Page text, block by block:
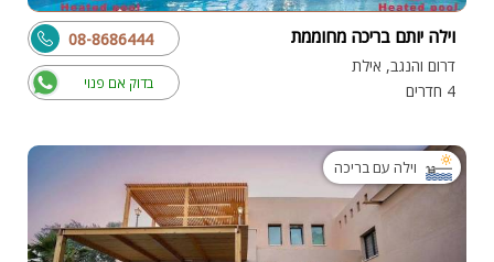
וילה יותם בריכה מחוממת
דרום והנגב, אילת
4 חדרים
בדוק אם פנוי
08-8686444
וילה עם בריכה